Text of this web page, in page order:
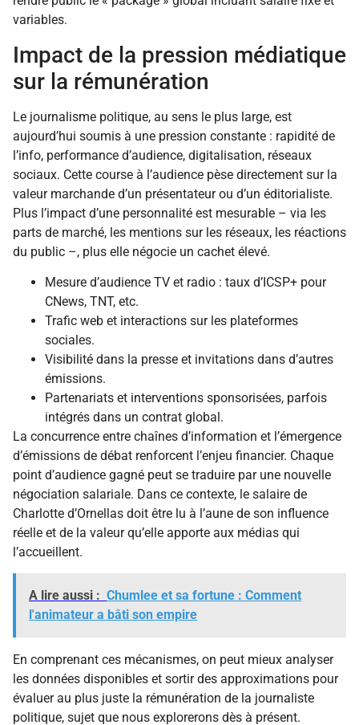
variables.
Impact de la pression médiatique
sur la rémunération
Le journalisme politique, au sens le plus large, est
aujourd’hui soumis à une pression constante : rapidité de
l’info, performance d’audience, digitalisation, réseaux
sociaux. Cette course à l’audience pèse directement sur la
valeur marchande d’un présentateur ou d’un éditorialiste.
Plus l’impact d’une personnalité est mesurable – via les
parts de marché, les mentions sur les réseaux, les réactions
du public –, plus elle négocie un cachet élevé.
Mesure d’audience TV et radio : taux d’ICSP+ pour
CNews, TNT, etc.
Trafic web et interactions sur les plateformes
sociales.
Visibilité dans la presse et invitations dans d’autres
émissions.
Partenariats et interventions sponsorisées, parfois
intégrés dans un contrat global.
La concurrence entre chaînes d’information et l’émergence
d’émissions de débat renforcent l’enjeu financier. Chaque
point d’audience gagné peut se traduire par une nouvelle
négociation salariale. Dans ce contexte, le salaire de
Charlotte d’Ornellas doit être lu à l’aune de son influence
réelle et de la valeur qu’elle apporte aux médias qui
l’accueillent.
A lire aussi : Chumlee et sa fortune : Comment
l'animateur a bâti son empire
En comprenant ces mécanismes, on peut mieux analyser
les données disponibles et sortir des approximations pour
évaluer au plus juste la rémunération de la journaliste
politique, sujet que nous explorerons dès à présent.